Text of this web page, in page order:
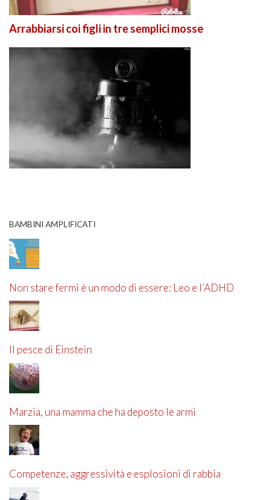
Arrabbiarsi coi figli in tre semplici mosse
BAMBINI AMPLIFICATI
Non stare fermi è un modo di essere: Leo e l’ADHD
Il pesce di Einstein
Marzia, una mamma che ha deposto le armi
Competenze, aggressività e esplosioni di rabbia